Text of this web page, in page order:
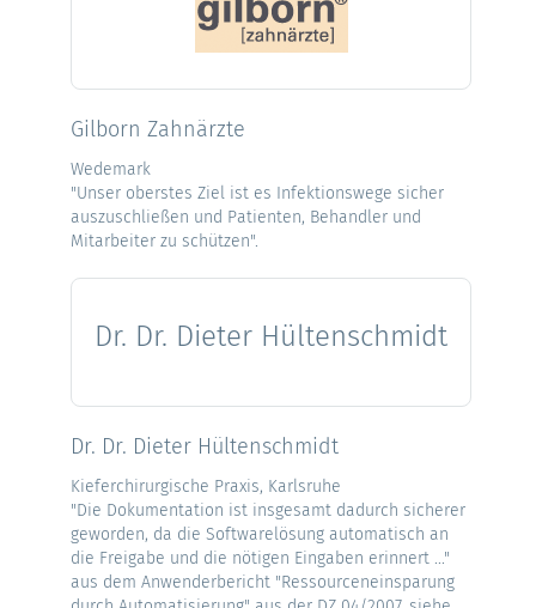
Gilborn Zahnärzte
Wedemark
"Unser oberstes Ziel ist es Infektionswege sicher
auszuschließen und Patienten, Behandler und
Mitarbeiter zu schützen".
Dr. Dr. Dieter Hültenschmidt
Dr. Dr. Dieter Hültenschmidt
Kieferchirurgische Praxis, Karlsruhe
"Die Dokumentation ist insgesamt dadurch sicherer
geworden, da die Softwarelösung automatisch an
die Freigabe und die nötigen Eingaben erinnert ..."
aus dem Anwenderbericht "Ressourceneinsparung